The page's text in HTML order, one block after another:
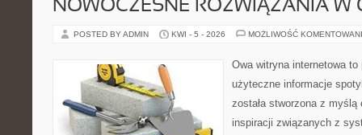
NOWOCZESNE ROZWIĄZANIA W
POSTED BY ADMIN KWI - 5 - 2026 MOŻLIWOŚĆ
Owa witryna internetowa
użyteczne informacje
została stworzona z
inspiracji związanych z